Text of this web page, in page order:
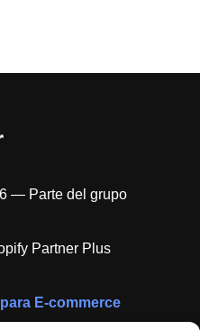
— Parte del grupo
Partner Plus
E-commerce